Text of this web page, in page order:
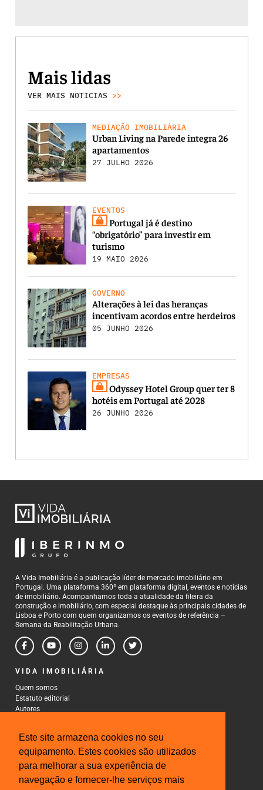
Este site armazena cookies no seu
equipamento. Estes cookies são utilizados
para melhorar a sua experiência de
navegação e fornecer-lhe serviços mais
Mais lidas
VER MAIS NOTICIAS >>
MEDIAÇÃO IMOBILIÁRIA
Urban Living na Parede integra 26
apartamentos
27 JULHO 2026
EVENTOS
Portugal já é destino
“obrigatório” para investir em
turismo
19 MAIO 2026
GOVERNO
Alterações à lei das heranças
incentivam acordos entre herdeiros
05 JUNHO 2026
EMPRESAS
Odyssey Hotel Group quer ter 8
hotéis em Portugal até 2028
26 JUNHO 2026
A Vida Imobiliária é a publicação líder de mercado imobiliário em
Portugal. Uma plataforma 360º em plataforma digital, eventos e notícias
de imobiliário. Acompanhamos toda a atualidade da fileira da
construção e imobiliário, com especial destaque às principais cidades de
Lisboa e Porto com quem organizamos os eventos de referência –
Semana da Reabilitação Urbana.
VIDA IMOBILIÁRIA
Quem somos
Estatuto editorial
Autores
CONTACTOS
Rua Gonçalo Cristovão, 185 - 6º
4000-269 Porto
Tel: 222 085 009